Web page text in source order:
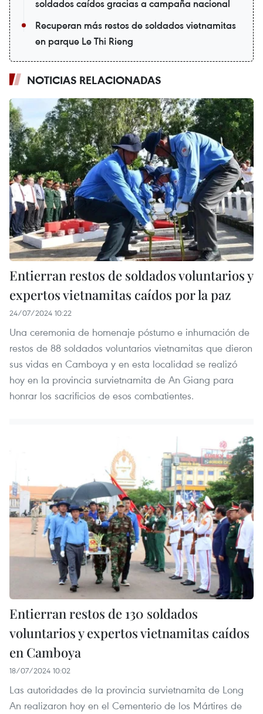
soldados caídos gracias a campaña nacional
Recuperan más restos de soldados vietnamitas
en parque Le Thi Rieng
NOTICIAS RELACIONADAS
Entierran restos de soldados voluntarios y
expertos vietnamitas caídos por la paz
24/07/2024 10:22
Una ceremonia de homenaje póstumo e inhumación de
restos de 88 soldados voluntarios vietnamitas que dieron
sus vidas en Camboya y en esta localidad se realizó
hoy en la provincia survietnamita de An Giang para
honrar los sacrificios de esos combatientes.
Entierran restos de 130 soldados
voluntarios y expertos vietnamitas caídos
en Camboya
18/07/2024 10:02
Las autoridades de la provincia survietnamita de Long
An realizaron hoy en el Cementerio de los Mártires de